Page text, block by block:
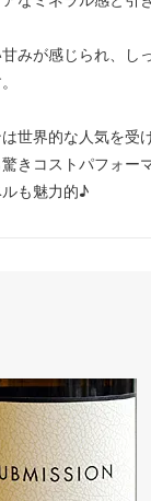
みが感じられ、し
世界的な人気を受
きコストパフォー
も魅力的♪